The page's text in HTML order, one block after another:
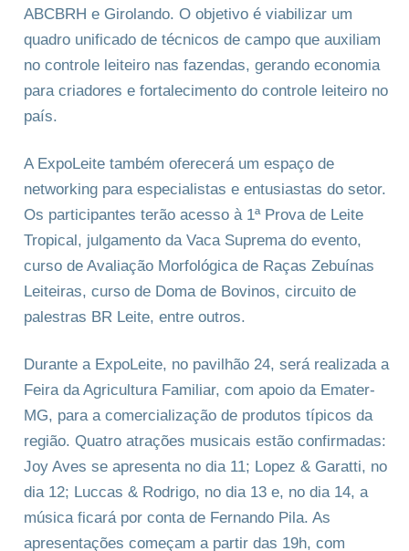
ABCBRH e Girolando. O objetivo é viabilizar um
quadro unificado de técnicos de campo que auxiliam
no controle leiteiro nas fazendas, gerando economia
para criadores e fortalecimento do controle leiteiro no
país.
A ExpoLeite também oferecerá um espaço de
networking para especialistas e entusiastas do setor.
Os participantes terão acesso à 1ª Prova de Leite
Tropical, julgamento da Vaca Suprema do evento,
curso de Avaliação Morfológica de Raças Zebuínas
Leiteiras, curso de Doma de Bovinos, circuito de
palestras BR Leite, entre outros.
Durante a ExpoLeite, no pavilhão 24, será realizada a
Feira da Agricultura Familiar, com apoio da Emater-
MG, para a comercialização de produtos típicos da
região. Quatro atrações musicais estão confirmadas:
Joy Aves se apresenta no dia 11; Lopez & Garatti, no
dia 12; Luccas & Rodrigo, no dia 13 e, no dia 14, a
música ficará por conta de Fernando Pila. As
apresentações começam a partir das 19h, com